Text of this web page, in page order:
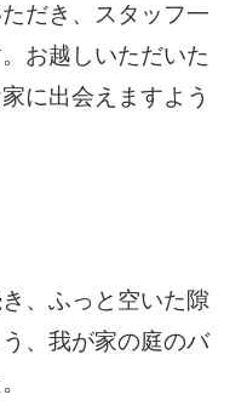
だき、スタッフ一
お越しいただいた
に出会えますよう
、ふっと空いた隙
、我が家の庭のバ